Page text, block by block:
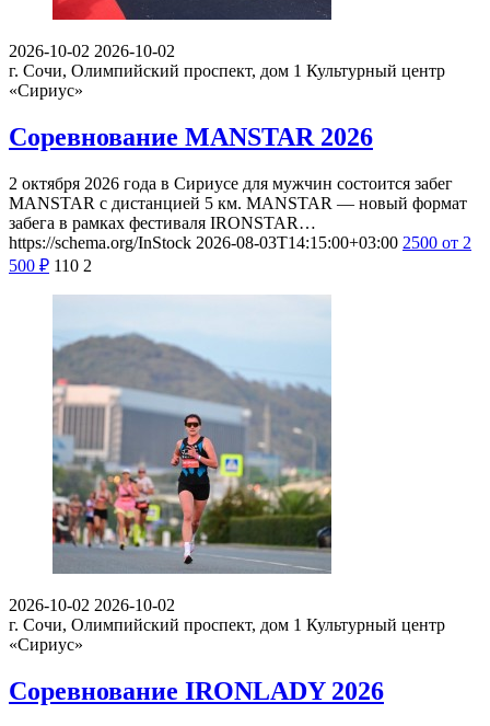
2026-10-02 2026-10-02
г. Сочи, Олимпийский проспект, дом 1 Культурный центр
«Сириус»
Соревнование MANSTAR 2026
2 октября 2026 года в Сириусе для мужчин состоится забег
MANSTAR с дистанцией 5 км. MANSTAR — новый формат
забега в рамках фестиваля IRONSTAR…
https://schema.org/InStock 2026-08-03T14:15:00+03:00 2500 от 2
500 ₽ 110 2
2026-10-02 2026-10-02
г. Сочи, Олимпийский проспект, дом 1 Культурный центр
«Сириус»
Соревнование IRONLADY 2026